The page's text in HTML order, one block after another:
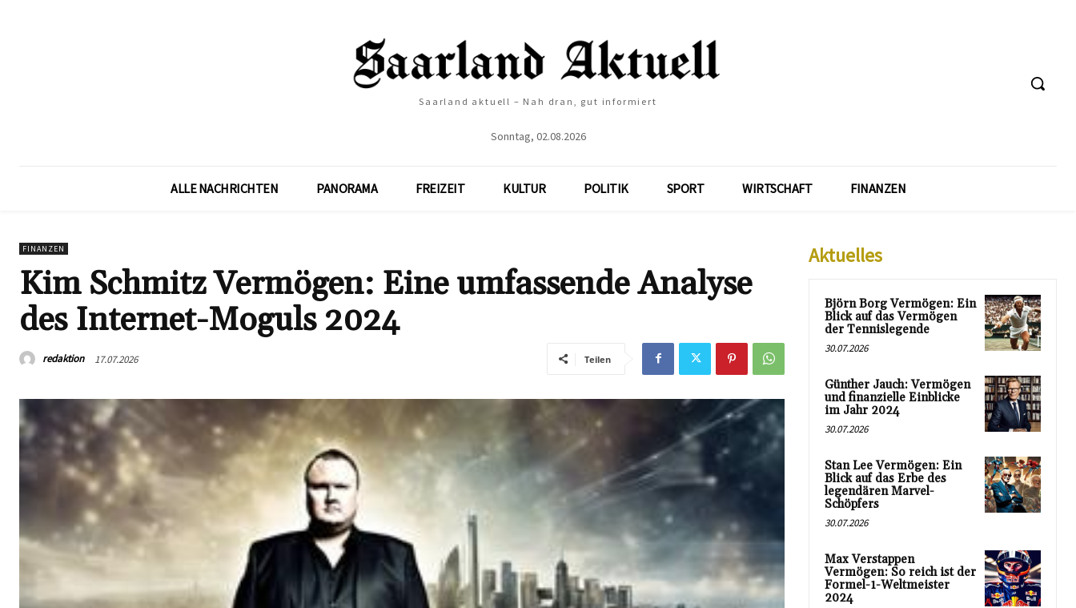
Saarland aktuell – Nah dran, gut informiert
Sonntag, 02.08.2026
ALLE NACHRICHTEN PANORAMA FREIZEIT KULTUR POLITIK SPORT WIRTSCHAFT FINANZEN
FINANZEN
Kim Schmitz Vermögen: Eine umfassende Analyse
des Internet-Moguls 2024
redaktion 17.07.2026 Teilen
Aktuelles
Björn Borg Vermögen: Ein
Blick auf das Vermögen
der Tennislegende
30.07.2026
Günther Jauch: Vermögen
und finanzielle Einblicke
im Jahr 2024
30.07.2026
Stan Lee Vermögen: Ein
Blick auf das Erbe des
legendären Marvel-
Schöpfers
30.07.2026
Max Verstappen
Vermögen: So reich ist der
Formel-1-Weltmeister
2024